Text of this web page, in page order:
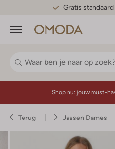
Gratis
Menu
Shop nu: jouw must-
Terug Jassen Dames